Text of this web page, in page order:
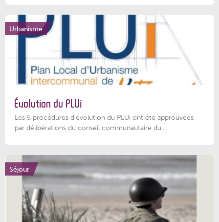
Urbanisme
Évolution du PLUi
Les 5 procédures d’évolution du PLUi ont été approuvées
par délibérations du conseil communautaire du...
Séjour